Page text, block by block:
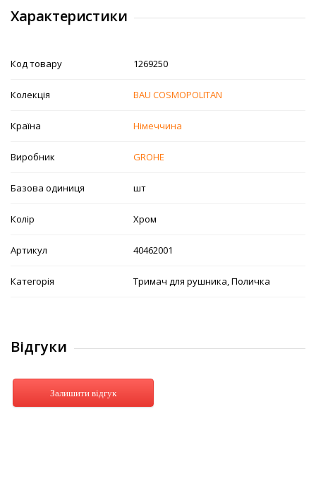
Характеристики
Код товару 1269250
Колекція BAU COSMOPOLITAN
Країна Німеччина
Виробник GROHE
Базова одиниця шт
Колір Хром
Артикул 40462001
Категорія Тримач для рушника, Поличка
Відгуки
Залишити відгук